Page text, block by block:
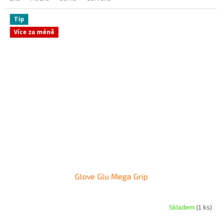
5
hvězdiček.
Tip
Více za méně
Glove Glu Mega Grip
Skladem(1 ks)